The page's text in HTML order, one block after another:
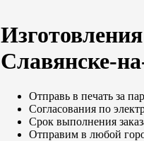
Славянске-
Отправь в печать за
Согласования по
Срок выполнения
Отправим в любой